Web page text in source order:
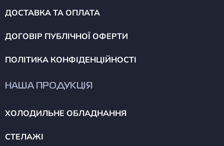
ДОСТАВКА ТА ОПЛАТА
ДОГОВІР ПУБЛІЧНОЇ ОФЕРТИ
ПОЛІТИКА КОНФІДЕНЦІЙНОСТІ
НАША ПРОДУКЦІЯ
ХОЛОДИЛЬНЕ ОБЛАДНАННЯ
СТЕЛАЖІ